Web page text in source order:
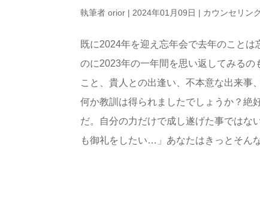
執筆者orior | 2024年01月09日 | カウンセリン
既に2024年を迎え忘年会で去年のこと
のに2023年の一年間を思い返してみる
こと、貴人との出逢い、不本意な出来事
何か教訓は得られましたでしょうか？絶
だ。自分の力だけで成し遂げた事ではな
も御礼をしたい…」あなたはきっとそん